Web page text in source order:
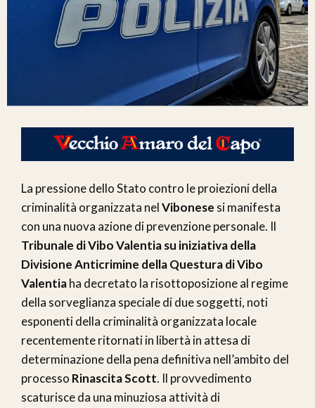
La pressione dello Stato contro le proiezioni della
criminalità organizzata nelVibonese si manifesta
con una nuova azione di prevenzione personale. Il
Tribunale di Vibo Valentia su iniziativa della
Divisione Anticrimine della Questura di Vibo
Valentiaha decretato la risottoposizione al regime
della sorveglianza speciale di due soggetti, noti
esponenti della criminalità organizzata locale
recentemente ritornati in libertà in attesa di
determinazione della pena definitiva nell’ambito del
processo Rinascita Scott. Il provvedimento
scaturisce da una minuziosa attività di